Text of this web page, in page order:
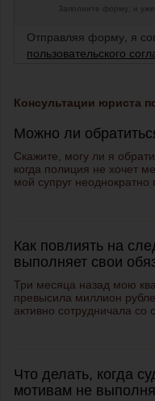
Заполните форму, и
Отправляя форму, я
пользовательского
Консультации юриста
Можно ли
Скажите, могу ли я
когда полиция не хочет
мой супруг
Как повлиять на
выполняет свои
Три месяца назад мою
превысила миллион
активно сотрудничала со
Что делать, когда
мотивам не